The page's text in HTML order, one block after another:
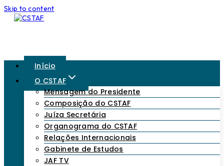
Skip to content
Início
O CSTAF
Mensagem do Presidente
Composição do CSTAF
Juíza Secretária
Organograma do CSTAF
Relações Internacionais
Gabinete de Estudos
JAF TV